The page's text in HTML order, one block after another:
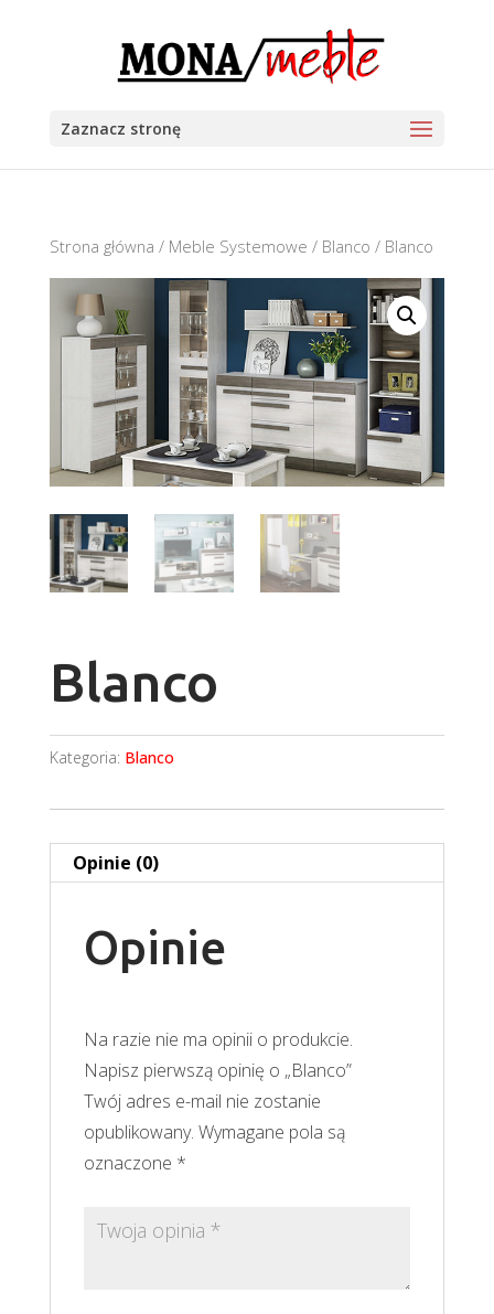
Zaznacz stronę
Strona główna / Meble Systemowe / Blanco / Blanco
Blanco
Kategoria: Blanco
Opinie (0)
Opinie
Na razie nie ma opinii o produkcie.
Napisz pierwszą opinię o „Blanco”
Twój adres e-mail nie zostanie
opublikowany. Wymagane pola są
oznaczone *